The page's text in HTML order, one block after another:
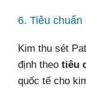
6. Tiêu
Kim thu sét
định theo tiêu
quốc tế cho